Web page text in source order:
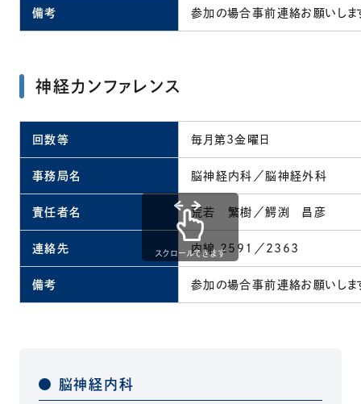
備考 参加の場合事前連絡お願いしま
神経カンファレンス
回数等 毎月第3金曜日
事務局名 脳神経内科／脳神経外科
責任者名 荒若 繁樹／鰐渕 昌彦
連絡先 内線 2591／2363
備考 参加の場合事前連絡お願いしま
スクロールできます
脳神経内科